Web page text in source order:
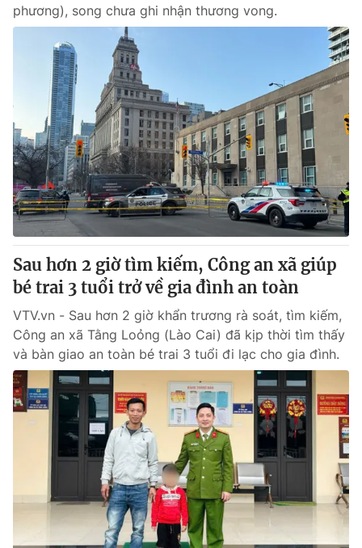
phương), song chưa ghi nhận thương vong.
Sau hơn 2 giờ tìm kiếm, Công an xã giúp
bé trai 3 tuổi trở về gia đình an toàn
VTV.vn - Sau hơn 2 giờ khẩn trương rà soát, tìm kiếm,
Công an xã Tằng Loỏng (Lào Cai) đã kịp thời tìm thấy
và bàn giao an toàn bé trai 3 tuổi đi lạc cho gia đình.